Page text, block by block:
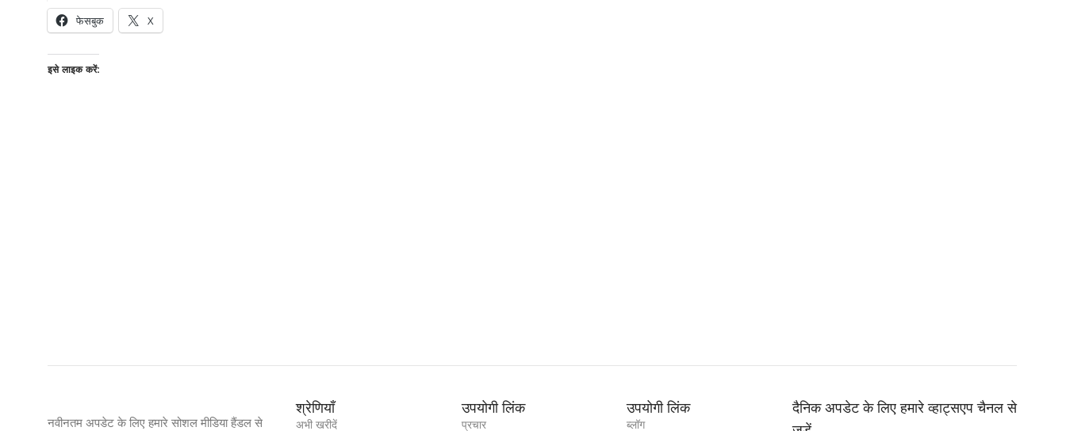
फेसबुक X
इसे लाइक करें:
नवीनतम अपडेट के लिए हमारे सोशल मीडिया हैंडल से
श्रेणियाँ
अभी खरीदें
उपयोगी लिंक
प्रचार
उपयोगी लिंक
ब्लॉग
दैनिक अपडेट के लिए हमारे व्हाट्सएप चैनल से